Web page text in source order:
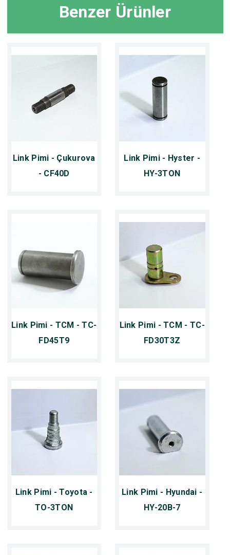
Benzer Ürünler
Link Pimi - Çukurova
- CF40D
Link Pimi - Hyster -
HY-3TON
Link Pimi - TCM - TC-
FD45T9
Link Pimi - TCM - TC-
FD30T3Z
Link Pimi - Toyota -
TO-3TON
Link Pimi - Hyundai -
HY-20B-7